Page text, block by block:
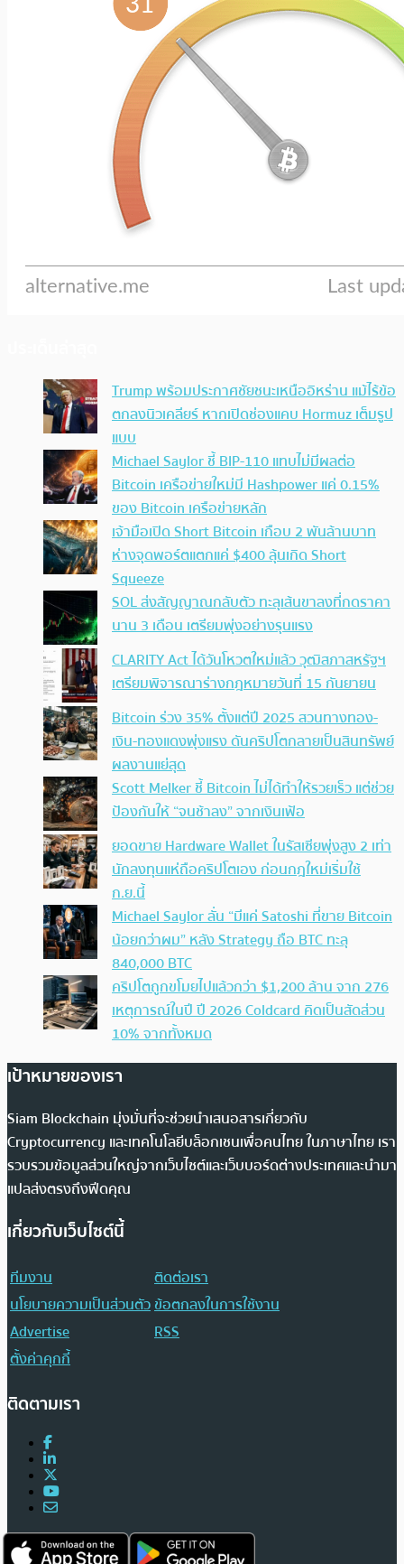
Trump พร้อมประกาศชัยชนะเหนืออิหร่าน แม้ไร้ข้อ
ตกลงนิวเคลียร์ หากเปิดช่องแคบ Hormuz เต็มรูป
แบบ
Michael Saylor ชี้ BIP-110 แทบไม่มีผลต่อ
Bitcoin เครือข่ายใหม่มี Hashpower แค่ 0.15%
ของ Bitcoin เครือข่ายหลัก
เจ้ามือเปิด Short Bitcoin เกือบ 2 พันล้านบาท
ห่างจุดพอร์ตแตกแค่ $400 ลุ้นเกิด Short
Squeeze
SOL ส่งสัญญาณกลับตัว ทะลุเส้นขาลงที่กดราคา
นาน 3 เดือน เตรียมพุ่งอย่างรุนแรง
CLARITY Act ได้วันโหวตใหม่แล้ว วุฒิสภาสหรัฐฯ
เตรียมพิจารณาร่างกฎหมายวันที่ 15 กันยายน
Bitcoin ร่วง 35% ตั้งแต่ปี 2025 สวนทางทอง-
เงิน-ทองแดงพุ่งแรง ดันคริปโตกลายเป็นสินทรัพย์
ผลงานแย่สุด
Scott Melker ชี้ Bitcoin ไม่ได้ทำให้รวยเร็ว แต่ช่วย
ป้องกันให้ “จนช้าลง” จากเงินเฟ้อ
ยอดขาย Hardware Wallet ในรัสเซียพุ่งสูง 2 เท่า
นักลงทุนแห่ถือคริปโตเอง ก่อนกฎใหม่เริ่มใช้
ก.ย.นี้
Michael Saylor ลั่น “มีแค่ Satoshi ที่ขาย Bitcoin
น้อยกว่าผม” หลัง Strategy ถือ BTC ทะลุ
840,000 BTC
คริปโตถูกขโมยไปแล้วกว่า $1,200 ล้าน จาก 276
เหตุการณ์ในปี ปี 2026 Coldcard คิดเป็นสัดส่วน
10% จากทั้งหมด
เป้าหมายของเรา
Siam Blockchain มุ่งมั่นที่จะช่วยนำเสนอสารเกี่ยวกับ
Cryptocurrency และเทคโนโลยีบล็อกเชนเพื่อคนไทย ในภาษาไทย เรา
รวบรวมข้อมูลส่วนใหญ่จากเว็บไซต์และเว็บบอร์ดต่างประเทศและนำมา
แปลส่งตรงถึงฟีดคุณ
เกี่ยวกับเว็บไซต์นี้
ทีมงาน
ติดต่อเรา
นโยบายความเป็นส่วนตัวข้อตกลงในการใช้งาน
Advertise
RSS
ตั้งค่าคุกกี้
ติดตามเรา